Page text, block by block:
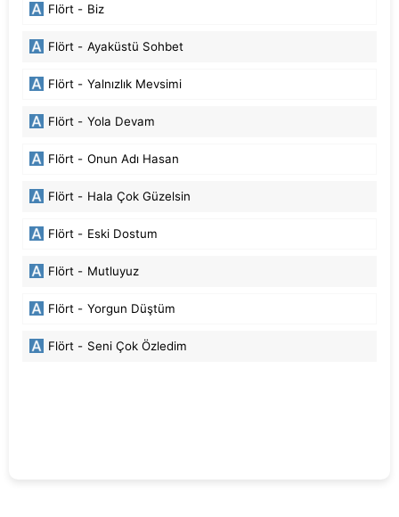
Flört - Biz
Flört - Ayaküstü Sohbet
Flört - Yalnızlık Mevsimi
Flört - Yola Devam
Flört - Onun Adı Hasan
Flört - Hala Çok Güzelsin
Flört - Eski Dostum
Flört - Mutluyuz
Flört - Yorgun Düştüm
Flört - Seni Çok Özledim